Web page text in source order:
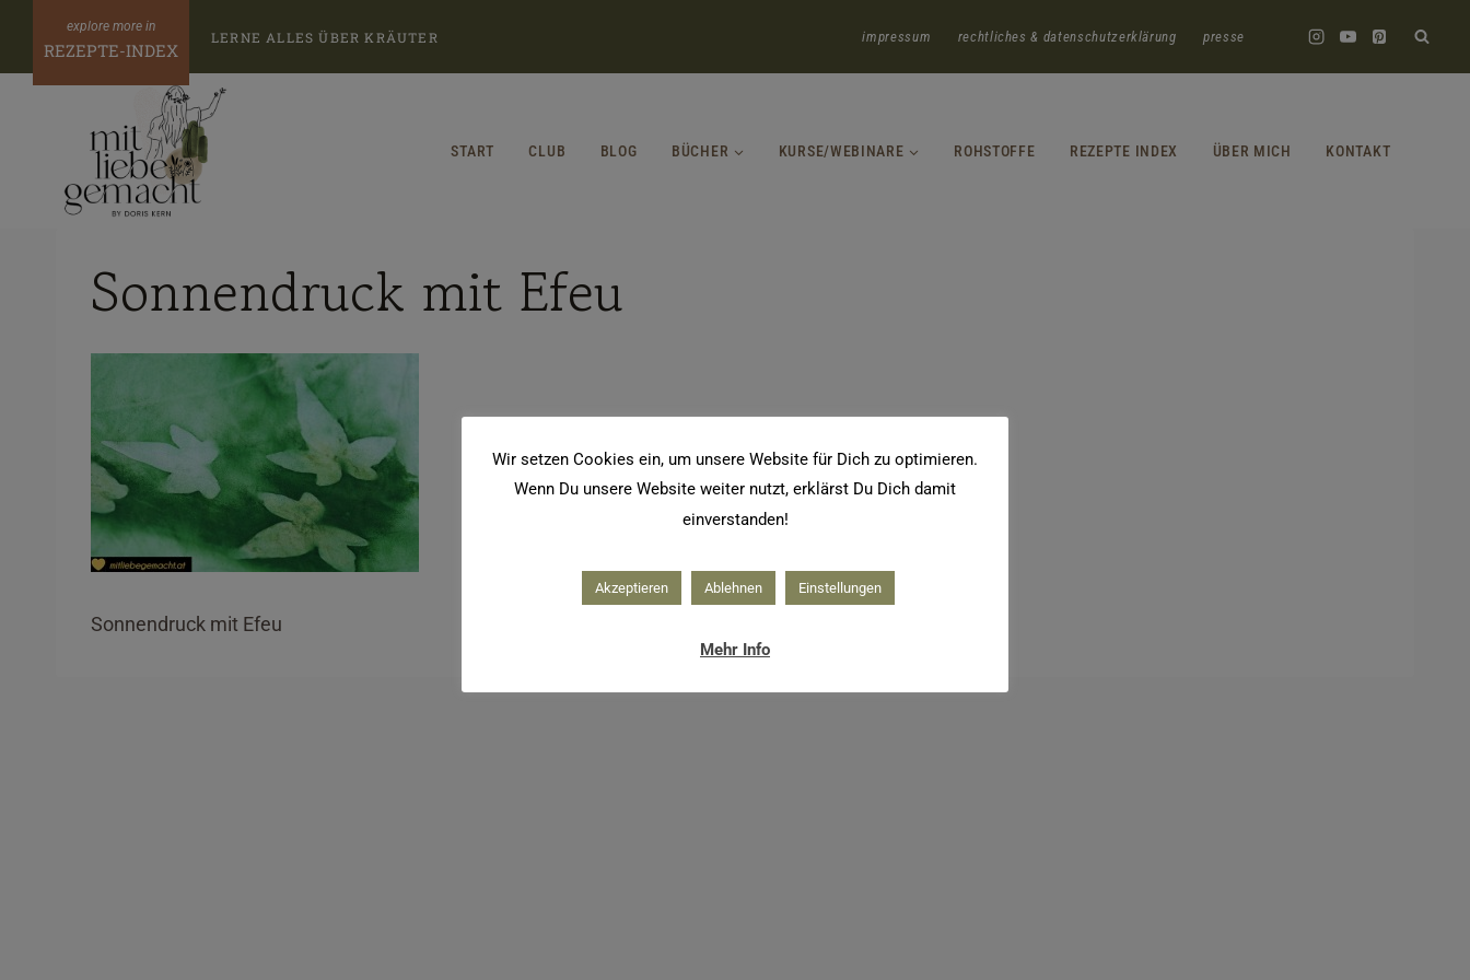
Inhalt
springen
REZEPTE-INDEX
LERNE ALLES ÜBER KRÄUTER impressum rechtliches & datenschutzerklärung presse
START CLUB BLOG BÜCHER KURSE/WEBINARE ROHSTOFFE REZEPTE INDEX ÜBER MICH KONTAKT
Sonnendruck mit Efeu
Sonnendruck mit Efeu
Wir setzen Cookies ein, um unsere Website für Dich zu optimieren.
Wenn Du unsere Website weiter nutzt, erklärst Du Dich damit
einverstanden!
Akzeptieren Ablehnen Einstellungen
Mehr Info